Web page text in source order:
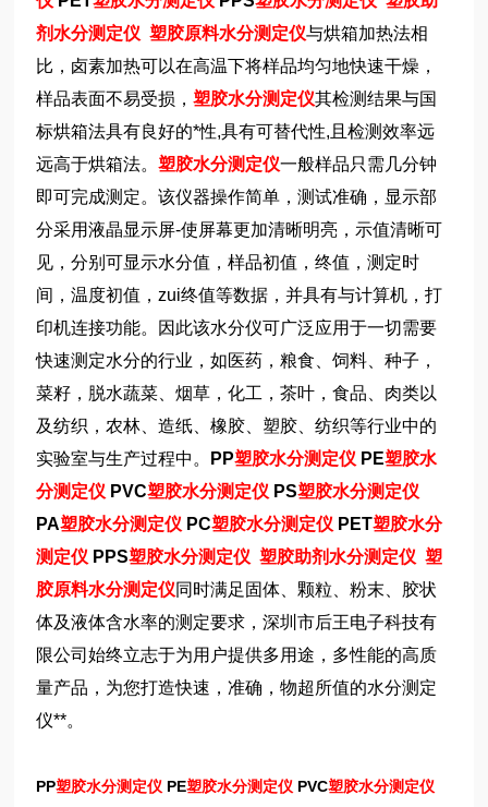
剂水分测定仪 塑胶原料水分测定仪与烘箱加热法相
比，卤素加热可以在高温下将样品均匀地快速干燥，
样品表面不易受损，塑胶水分测定仪其检测结果与国
标烘箱法具有良好的*性,具有可替代性,且检测效率远
远高于烘箱法。塑胶水分测定仪一般样品只需几分钟
即可完成测定。该仪器操作简单，测试准确，显示部
分采用液晶显示屏-使屏幕更加清晰明亮，示值清晰可
见，分别可显示水分值，样品初值，终值，测定时
间，温度初值，zui终值等数据，并具有与计算机，打
印机连接功能。因此该水分仪可广泛应用于一切需要
快速测定水分的行业，如医药，粮食、饲料、种子，
菜籽，脱水蔬菜、烟草，化工，茶叶，食品、肉类以
及纺织，农林、造纸、橡胶、塑胶、纺织等行业中的
实验室与生产过程中。
PP塑胶水分测定仪 PE塑胶水
分测定仪 PVC塑胶水分测定仪 PS塑胶水分测定仪
PA塑胶水分测定仪 PC塑胶水分测定仪 PET塑胶水分
测定仪 PPS塑胶水分测定仪 塑胶助剂水分测定仪 塑
胶原料水分测定仪同时满足固体、颗粒、粉末、胶状
体及液体含水率的测定要求，深圳市后王电子科技有
限公司始终立志于为用户提供多用途，多性能的高质
量产品，为您打造快速，准确，物超所值的水分测定
仪**。
PP塑胶水分测定仪 PE塑胶水分测定仪 PVC塑胶水分测定仪